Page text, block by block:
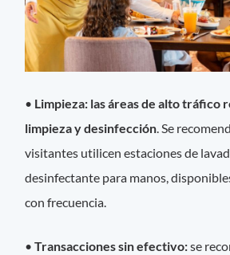
• Limpieza: las áreas de alto tráfico
limpieza y desinfección. Se
visitantes utilicen estaciones de
desinfectante para manos,
con frecuencia.
•Transacciones sin efectivo:se